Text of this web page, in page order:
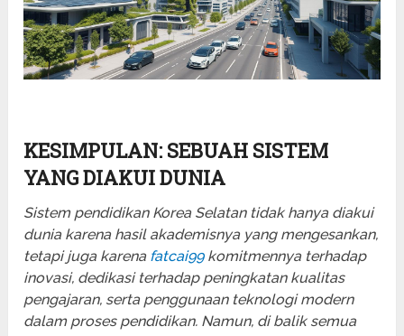
KESIMPULAN: SEBUAH SISTEM
YANG DIAKUI DUNIA
Sistem pendidikan Korea Selatan tidak hanya diakui
dunia karena hasil akademisnya yang mengesankan,
tetapi juga karena fatcai99 komitmennya terhadap
inovasi, dedikasi terhadap peningkatan kualitas
pengajaran, serta penggunaan teknologi modern
dalam proses pendidikan. Namun, di balik semua